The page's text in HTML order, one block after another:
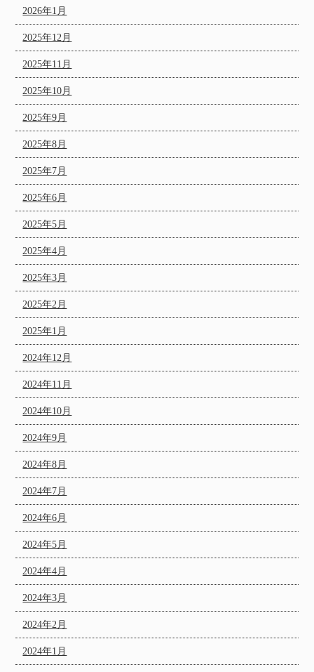
2026年1月
2025年12月
2025年11月
2025年10月
2025年9月
2025年8月
2025年7月
2025年6月
2025年5月
2025年4月
2025年3月
2025年2月
2025年1月
2024年12月
2024年11月
2024年10月
2024年9月
2024年8月
2024年7月
2024年6月
2024年5月
2024年4月
2024年3月
2024年2月
2024年1月